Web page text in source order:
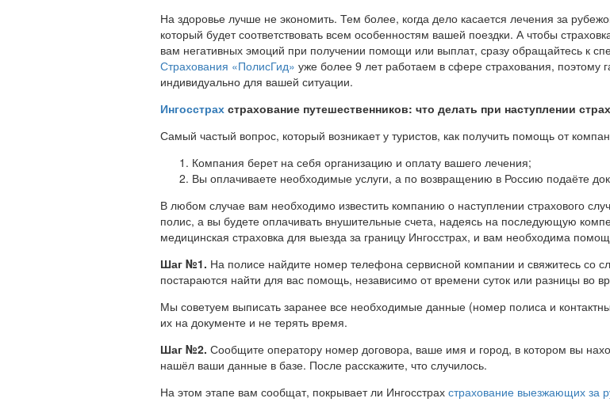
На здоровье лучше не экономить. Тем более, когда дело касается лечения за
который будет соответствовать всем особенностям вашей поездки. А чтобы
вам негативных эмоций при получении помощи или выплат, сразу обращайтесь к
Страхования «ПолисГид» уже более 9 лет работаем в сфере страхования,
индивидуально для вашей ситуации.
Ингосстрах страхование путешественников: что делать при наступлении
Самый частый вопрос, который возникает у туристов, как получить помощь от
Компания берет на себя организацию и оплату вашего лечения;
Вы оплачиваете необходимые услуги, а по возвращению в Россию подаёте
В любом случае вам необходимо известить компанию о наступлении страхового
полис, а вы будете оплачивать внушительные счета, надеясь на последующую
медицинская страховка для выезда за границу Ингосстрах, и вам необходима
Шаг №1. На полисе найдите номер телефона сервисной компании и свяжитесь со
постараются найти для вас помощь, независимо от времени суток или разницы во
Мы советуем выписать заранее все необходимые данные (номер полиса и
их на документе и не терять время.
Шаг №2. Сообщите оператору номер договора, ваше имя и город, в котором вы
нашёл ваши данные в базе. После расскажите, что случилось.
На этом этапе вам сообщат, покрывает ли Ингосстрах страхование выезжающих за